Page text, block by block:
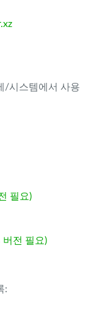
/시스템에서 사용
필요)
버전 필요)
: